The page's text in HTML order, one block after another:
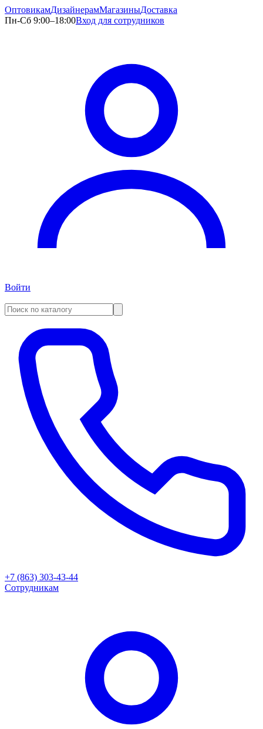
ОптовикамДизайнерамМагазиныДоставка
Пн-Сб 9:00–18:00Вход для сотрудников
Войти
+7 (863) 303-43-44
Сотрудникам